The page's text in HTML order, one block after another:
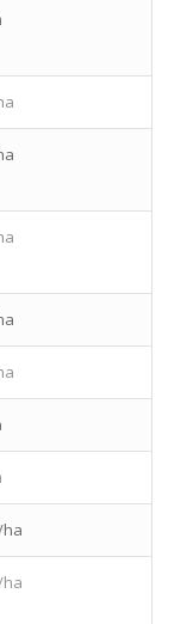
ha
ha